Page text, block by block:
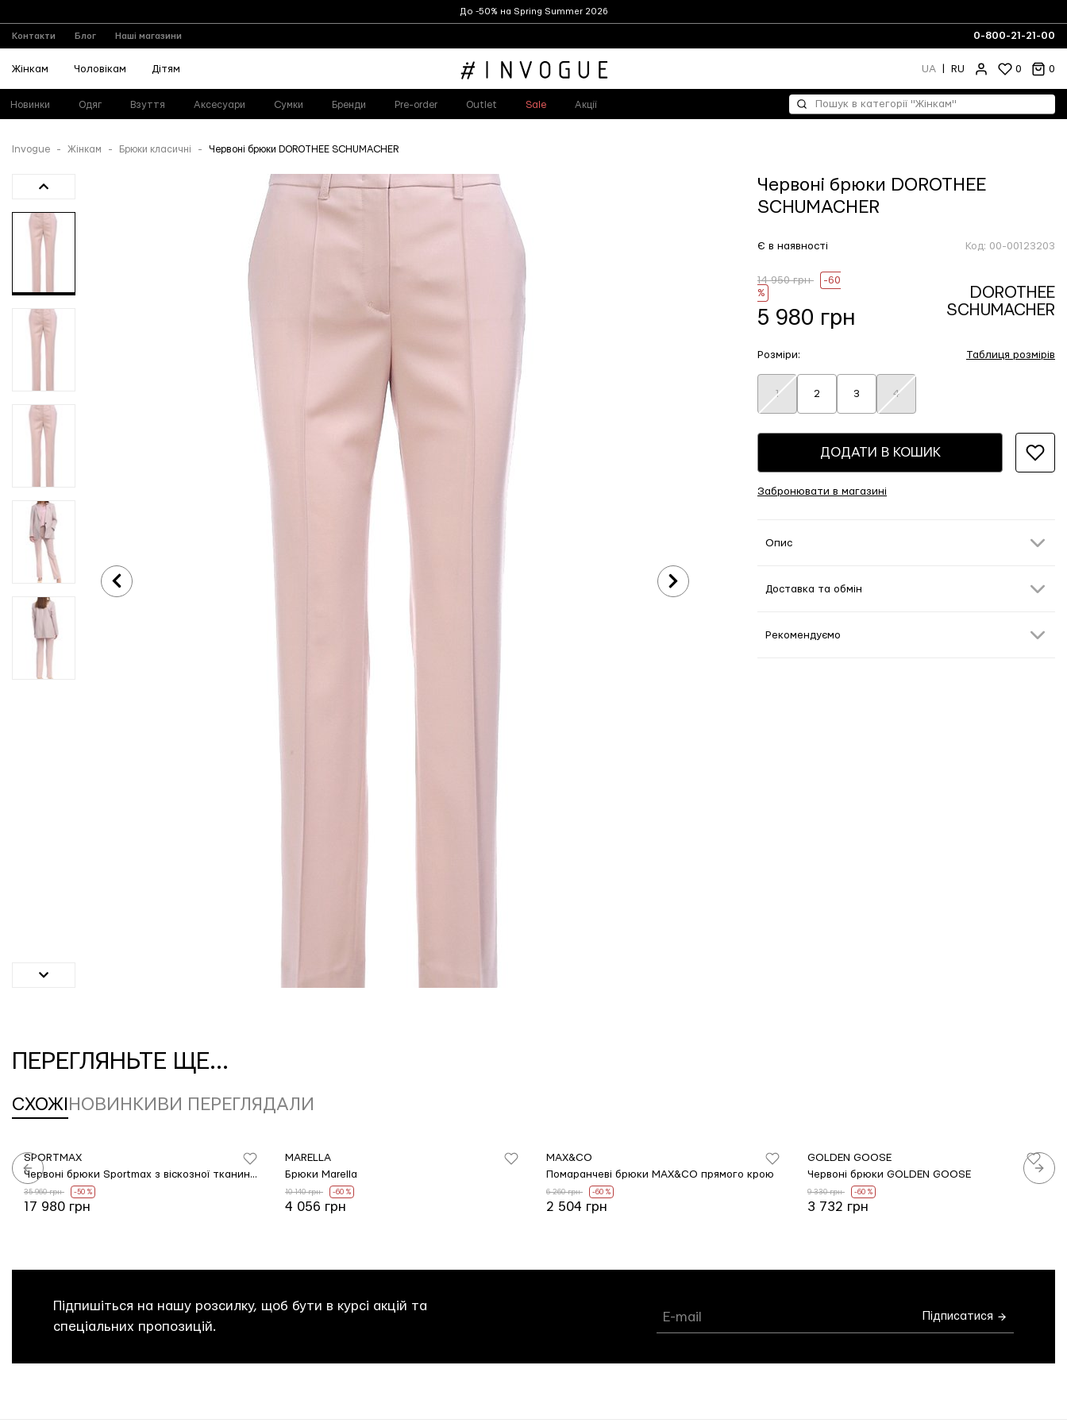
До -50% на Spring Summer 2026
Контакти Блог Наші магазини 0-800-21-21-00
Жінкам Чоловікам Дітям UA RU 0 0
Новинки Одяг Взуття Аксесуари Сумки Бренди Pre-order Outlet Sale Акції
Invogue Жінкам Брюки класичні Червоні брюки DOROTHEE SCHUMACHER
Червоні брюки DOROTHEE
SCHUMACHER
Є в наявності Код: 00-00123203
14 950 грн
-60
%
5 980 грн
DOROTHEE
SCHUMACHER
Розміри:
1 2 3 4
Таблиця розмірів
ДОДАТИ В КОШИК
Забронювати в магазині
Опис
Доставка та обмін
Рекомендуємо
ПЕРЕГЛЯНЬТЕ ЩЕ...
СХОЖІ НОВИНКИ ВИ ПЕРЕГЛЯДАЛИ
SPORTMAX
Червоні брюки Sportmax з віскозної тканини каді
35 960 грн -50 %
17 980 грн
MARELLA
Брюки Marella
10 140 грн -60 %
4 056 грн
MAX&CO
Помаранчеві брюки MAX&CO прямого крою
6 260 грн -60 %
2 504 грн
GOLDEN GOOSE
Червоні брюки GOLDEN GOOSE
9 330 грн -60 %
3 732 грн
Підпишіться на нашу розсилку, щоб бути в курсі акцій та
спеціальних пропозицій.
Підписатися